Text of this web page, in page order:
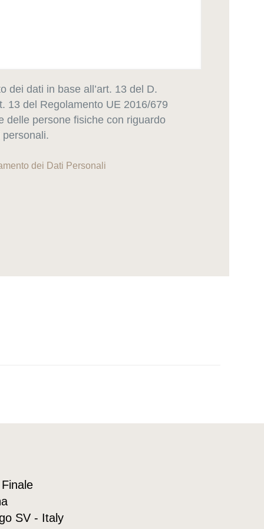
dei dati in base all’art. 13 del D.
13 del Regolamento UE 2016/679
delle persone fisiche con riguardo
dei Dati Personali
SV - Italy